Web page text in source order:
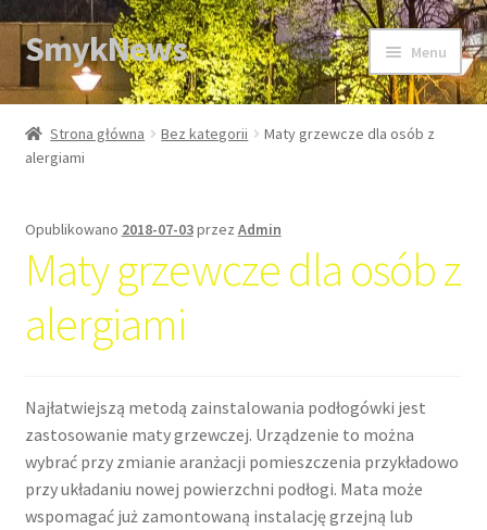
Przejdź
do
nawigacji
Przejdź
do
treści
SmykNews Menu
Strona główna
Strona główna Bez kategorii
Maty grzewcze dla osób z
alergiami
Opublikowano 2018-07-03przez Admin
Maty grzewcze dla osób z
alergiami
Najłatwiejszą metodą zainstalowania podłogówki jest
zastosowanie maty grzewczej. Urządzenie to można
wybrać przy zmianie aranżacji pomieszczenia przykładowo
przy układaniu nowej powierzchni podłogi. Mata może
wspomagać już zamontowaną instalację grzejną lub